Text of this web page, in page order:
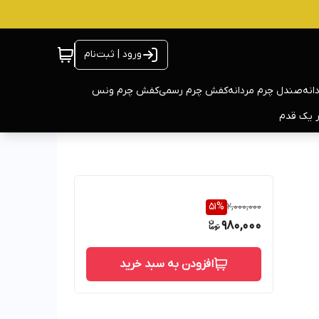
ورود | ثبت‌نام
صندل چرم مردانهکفش چرم رسمیکفش چرم ونس
یک قدم
2,000,000
51%
980,000
افزودن به سبد خرید